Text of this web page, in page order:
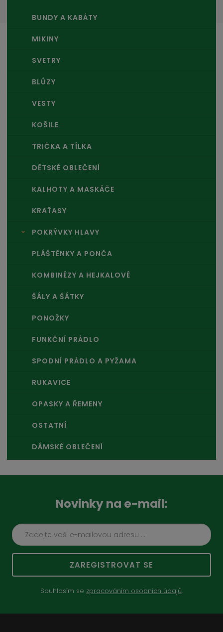
BUNDY A KABÁTY
MIKINY
SVETRY
BLŮZY
VESTY
KOŠILE
TRIČKA A TÍLKA
DĚTSKÉ OBLEČENÍ
KALHOTY A MASKÁČE
KRAŤASY
POKRÝVKY HLAVY
PLÁŠTĚNKY A PONČA
KOMBINÉZY A HEJKALOVÉ
ŠÁLY A ŠÁTKY
PONOŽKY
FUNKČNÍ PRÁDLO
SPODNÍ PRÁDLO A PYŽAMA
RUKAVICE
OPASKY A ŘEMENY
OSTATNÍ
DÁMSKÉ OBLEČENÍ
Novinky na e-mail:
ZAREGISTROVAT SE
Souhlasím se zpracováním osobních údajů.